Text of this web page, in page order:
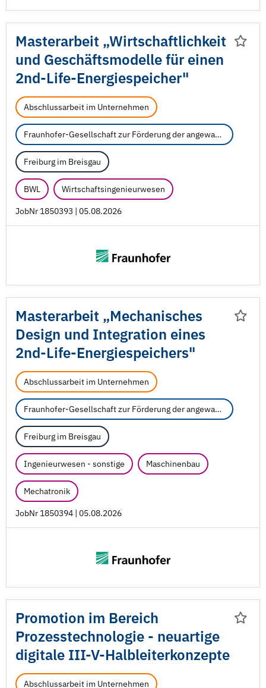
Masterarbeit „Wirtschaftlichkeit
und Geschäftsmodelle für einen
2nd-Life-Energiespeicher"
Abschlussarbeit im Unternehmen
Fraunhofer-Gesellschaft zur Förderung der angewandten Forschung e.V.
Freiburg im Breisgau
BWL Wirtschaftsingenieurwesen
JobNr 1850393 | 05.08.2026
Masterarbeit „Mechanisches
Design und Integration eines
2nd-Life-Energiespeichers"
Abschlussarbeit im Unternehmen
Fraunhofer-Gesellschaft zur Förderung der angewandten Forschung e.V.
Freiburg im Breisgau
Ingenieurwesen - sonstige Maschinenbau
Mechatronik
JobNr 1850394 | 05.08.2026
Promotion im Bereich
Prozesstechnologie - neuartige
digitale III-V-Halbleiterkonzepte
Abschlussarbeit im Unternehmen